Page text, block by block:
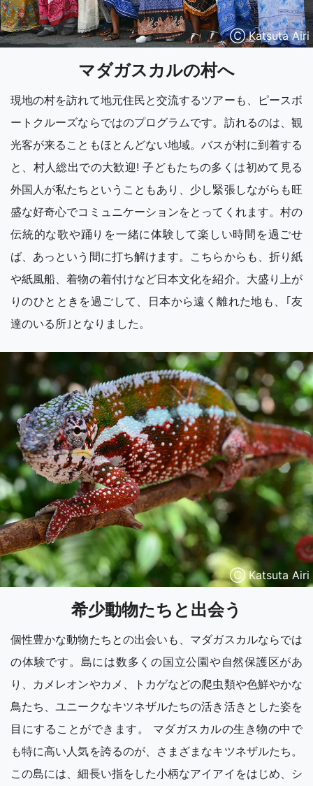
Ⓒ Katsuta Airi
マダガスカルの村へ
現地の村を訪れて地元住民と交流するツアーも、ピースボ
ートクルーズならではのプログラムです。訪れるのは、観
光客が来ることもほとんどない地域。バスが村に到着する
と、村人総出での大歓迎! 子どもたちの多くは初めて見る
外国人が私たちということもあり、少し緊張しながらも旺
盛な好奇心でコミュニケーションをとってくれます。村の
伝統的な歌や踊りを一緒に体験して楽しい時間を過ごせ
ば、あっという間に打ち解けます。こちらからも、折り紙
や紙風船、着物の着付けなど日本文化を紹介。大盛り上が
りのひとときを過ごして、日本から遠く離れた地も、｢友
達のいる所｣となりました。
Ⓒ Katsuta Airi
希少動物たちと出会う
個性豊かな動物たちとの出会いも、マダガスカルならでは
の体験です。島には数多くの国立公園や自然保護区があ
り、カメレオンやカメ、トカゲなどの爬虫類や色鮮やかな
鳥たち、ユニークなキツネザルたちの活き活きとした姿を
目にすることができます。 マダガスカルの生き物の中で
も特に高い人気を誇るのが、さまざまなキツネザルたち。
この島には、細長い指をした小柄なアイアイをはじめ、シ